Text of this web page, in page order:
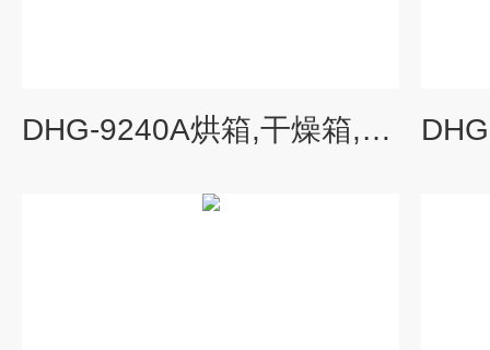
DHG-9240A烘箱,干燥箱,真空干燥箱,鼓风烘箱厂家